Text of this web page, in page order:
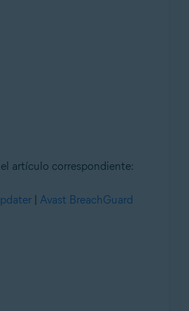
artículo correspondiente:
| Avast BreachGuard